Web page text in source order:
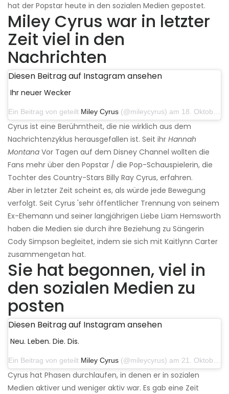
hat der Popstar heute in den sozialen Medien gepostet.
Miley Cyrus war in letzter
Zeit viel in den
Nachrichten
Diesen Beitrag auf Instagram ansehen
Ihr neuer Wecker
Ein Beitrag von geteilt Miley Cyrus (@mileycyrus) am 18. Oktober 2019 um 19:03 Uhr PDT
Cyrus ist eine Berühmtheit, die nie wirklich aus dem
Nachrichtenzyklus herausgefallen ist. Seit ihr Hannah
Montana Vor Tagen auf dem Disney Channel wollten die
Fans mehr über den Popstar / die Pop-Schauspielerin, die
Tochter des Country-Stars Billy Ray Cyrus, erfahren.
Aber in letzter Zeit scheint es, als würde jede Bewegung
verfolgt. Seit Cyrus 'sehr öffentlicher Trennung von seinem
Ex-Ehemann und seiner langjährigen Liebe Liam Hemsworth
haben die Medien sie durch ihre Beziehung zu Sängerin
Cody Simpson begleitet, indem sie sich mit Kaitlynn Carter
zusammengetan hat.
Sie hat begonnen, viel in
den sozialen Medien zu
posten
Diesen Beitrag auf Instagram ansehen
Neu. Leben. Die. Dis.
Ein Beitrag von geteilt Miley Cyrus (@mileycyrus) am 21. Oktober 2019 um 12:31 Uhr PDT
Cyrus hat Phasen durchlaufen, in denen er in sozialen
Medien aktiver und weniger aktiv war. Es gab eine Zeit